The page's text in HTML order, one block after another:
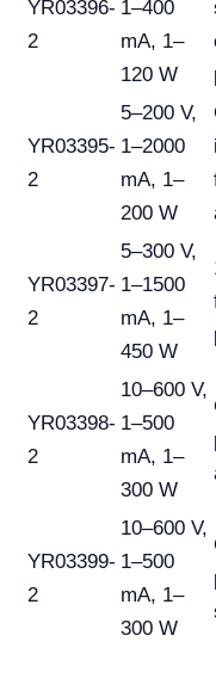
YR03396-
2
1–400
mA, 1–
120 W
YR03395-
2
5–200 V,
1–2000
mA, 1–
200 W
YR03397-
2
5–300 V,
1–1500
mA, 1–
450 W
YR03398-
2
10–600 V,
1–500
mA, 1–
300 W
YR03399-
2
10–600 V,
1–500
mA, 1–
300 W